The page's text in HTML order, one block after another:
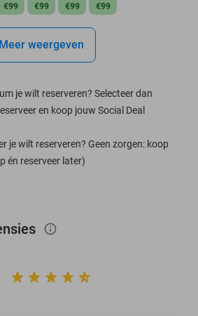
€99 €99 €99 €99
Meer weergeven
je wilt reserveren? Selecteer dan
en koop jouw Social Deal
je wilt reserveren? Geen zorgen: koop
én reserveer later)
info_outlined